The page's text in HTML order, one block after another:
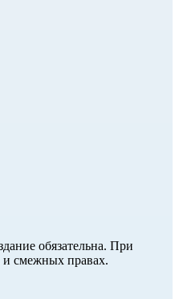
обязательна. При
и смежных правах.